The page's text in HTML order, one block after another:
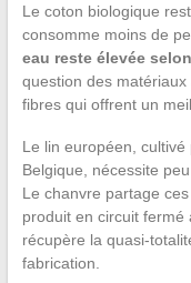
Le coton biologique
consomme moins de
eau reste élevée
question des matériaux
fibres qui offrent un
Le lin européen,
Belgique, nécessite
Le chanvre partage
produit en circuit fermé
récupère la quasi-
fabrication.